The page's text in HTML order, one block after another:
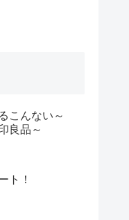
こんない～
良品～
ト！